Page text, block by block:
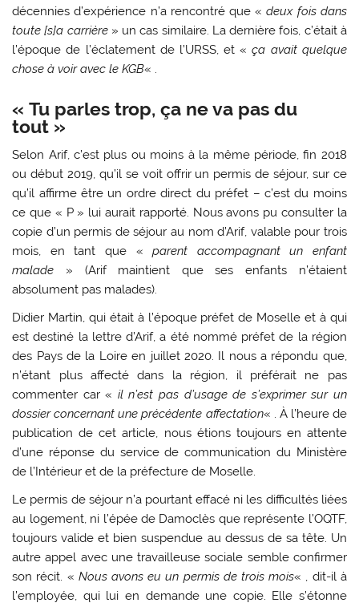
décennies d’expérience n’a rencontré que «deux fois dans
toute [s]a carrière» un cas similaire. La dernière fois, c’était à
l’époque de l’éclatement de l’URSS, et «ça avait quelque
chose à voir avec le KGB« .
« Tu parles trop, ça ne va pas du
tout »
Selon Arif, c’est plus ou moins à la même période, fin 2018
ou début 2019, qu’il se voit offrir un permis de séjour, sur ce
qu’il affirme être un ordre direct du préfet – c’est du moins
ce que « P » lui aurait rapporté. Nous avons pu consulter la
copie d’un permis de séjour au nom d’Arif, valable pour trois
mois, en tant que «parent accompagnant un enfant
malade » (Arif maintient que ses enfants n’étaient
absolument pas malades).
Didier Martin, qui était à l’époque préfet de Moselle et à qui
est destiné la lettre d’Arif, a été nommé préfet de la région
des Pays de la Loire en juillet 2020. Il nous a répondu que,
n’étant plus affecté dans la région, il préférait ne pas
commenter car « il n’est pas d’usage de s’exprimer sur un
dossier concernant une précédente affectation« . À l’heure de
publication de cet article, nous étions toujours en attente
d’une réponse du service de communication du Ministère
de l’Intérieur et de la préfecture de Moselle.
Le permis de séjour n’a pourtant effacé ni les difficultés liées
au logement, ni l’épée de Damoclès que représente l’OQTF,
toujours valide et bien suspendue au dessus de sa tête. Un
autre appel avec une travailleuse sociale semble confirmer
son récit. « Nous avons eu un permis de trois mois« , dit-il à
l’employée, qui lui en demande une copie. Elle s’étonne